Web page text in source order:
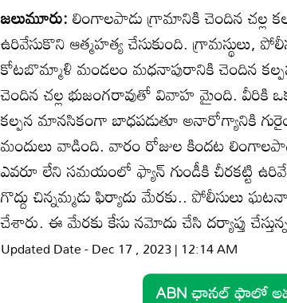
జలుమూరు:లింగాలపాడు గ్రామానికి చెందిన చల్ల
ఉరివేసుకొని ఆత్మహత్య చేసుకుంది.
కోటబొమ్మాళి మండలం మధనాపురానికి చెందిన
చెందిన చల్ల భుజంగరావుతో వివాహ మైంది. వీరికి
కల్పన మానసికంగా బాధపడుతూ అనారోగ్యానికి
మందులు వాడింది. వారం రోజుల కిందట
ఎవరూ లేని సమయంలో ఫ్యాన్‌ గుండీకి చీరకట్టి
గొద్దు చిన్నమ్మడు ఫిర్యాదు మేరకు.. పోలీసులు
చేశారు. ఈ మేరకు కేసు నమోదు చేసి దర్యాప్తు
Updated Date - Dec 17 , 2023 | 12:14 AM